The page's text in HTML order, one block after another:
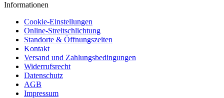
Informationen
Cookie-Einstellungen
Online-Streitschlichtung
Standorte & Öffnungszeiten
Kontakt
Versand und Zahlungsbedingungen
Widerrufsrecht
Datenschutz
AGB
Impressum